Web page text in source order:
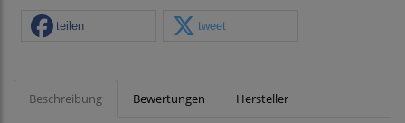
teilen tweet
Beschreibung Bewertungen Hersteller